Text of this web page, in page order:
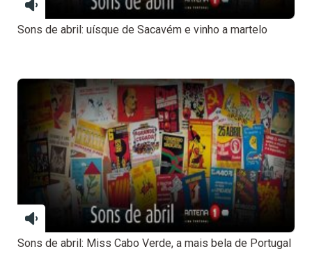
Sons de abril: uísque de Sacavém e vinho a martelo
Sons de abril: Miss Cabo Verde, a mais bela de Portugal